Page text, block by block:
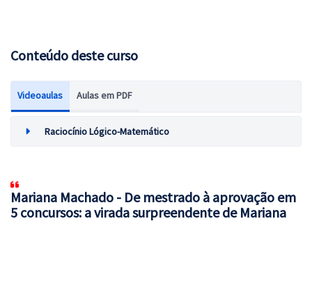
Conteúdo deste curso
Videoaulas Aulas em PDF
Raciocínio Lógico-Matemático
Mariana Machado - De mestrado à aprovação em
5 concursos: a virada surpreendente de Mariana